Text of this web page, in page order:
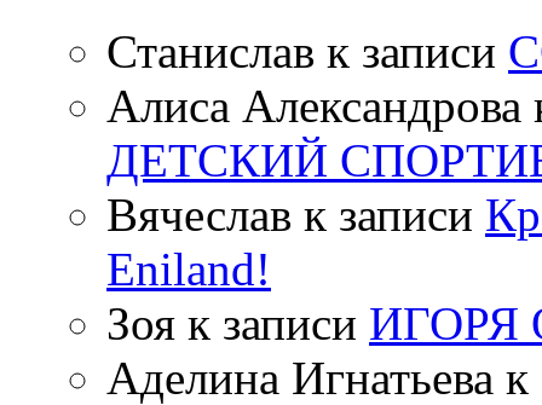
Станислав к записи
Алиса Александрова
ДЕТСКИЙ
Вячеслав к записи
Eniland!
Зоя к записи ИГОРЯ
Аделина Игнатьева к